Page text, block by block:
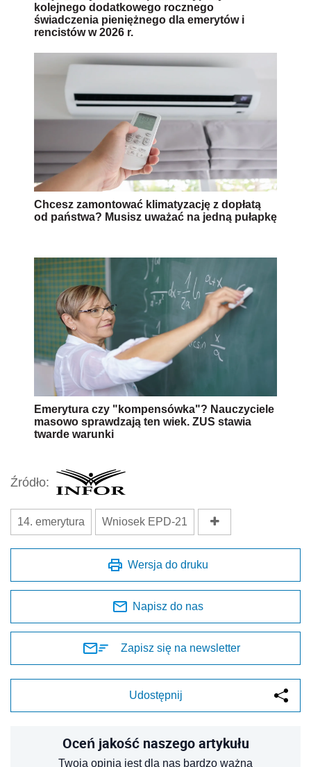
kolejnego dodatkowego rocznego
świadczenia pieniężnego dla emerytów i
rencistów w 2026 r.
Chcesz zamontować klimatyzację z dopłatą
od państwa? Musisz uważać na jedną pułapkę
Emerytura czy "kompensówka"? Nauczyciele
masowo sprawdzają ten wiek. ZUS stawia
twarde warunki
Źródło:
14. emerytura Wniosek EPD-21
Wersja do druku
Napisz do nas
Zapisz się na newsletter
Udostępnij
Oceń jakość naszego artykułu
Twoja opinia jest dla nas bardzo ważna